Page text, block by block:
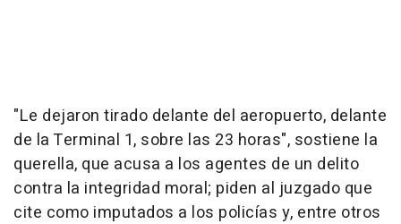
"Le dejaron tirado delante del aeropuerto, delante
de la Terminal 1, sobre las 23 horas", sostiene la
querella, que acusa a los agentes de un delito
contra la integridad moral; piden al juzgado que
cite como imputados a los policías y, entre otros